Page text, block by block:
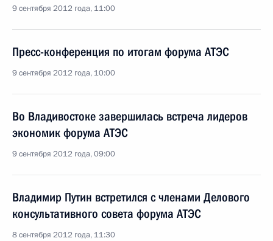
9 сентября 2012 года, 11:00
Пресс-конференция по итогам форума АТЭС
9 сентября 2012 года, 10:00
Во Владивостоке завершилась встреча лидеров
экономик форума АТЭС
9 сентября 2012 года, 09:00
Владимир Путин встретился с членами Делового
консультативного совета форума АТЭС
8 сентября 2012 года, 11:30